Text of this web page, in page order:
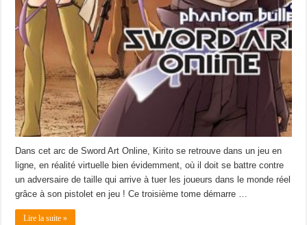
Dans cet arc de Sword Art Online, Kirito se retrouve dans un jeu en
ligne, en réalité virtuelle bien évidemment, où il doit se battre contre
un adversaire de taille qui arrive à tuer les joueurs dans le monde réel
grâce à son pistolet en jeu ! Ce troisième tome démarre …
Lire la suite »